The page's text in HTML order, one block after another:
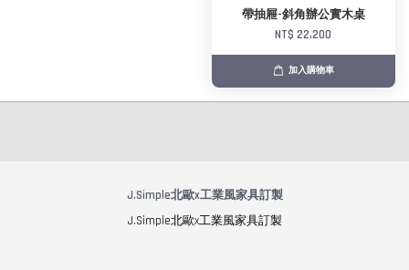
帶抽屜-斜角辦公實木桌
NT$ 22,200
加入購物車
J.Simple北歐x工業風家具訂製
J.Simple北歐x工業風家具訂製